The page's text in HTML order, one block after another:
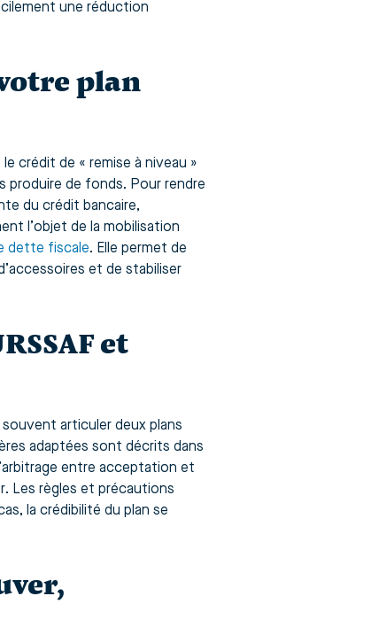
une réduction
plan
crédit de « remise à niveau »
produire de fonds. Pour rendre
du crédit bancaire,
l’objet de la mobilisation
dette fiscale. Elle permet de
et de stabiliser
et
articuler deux plans
adaptées sont décrits dans
entre acceptation et
Les règles et précautions
la crédibilité du plan se